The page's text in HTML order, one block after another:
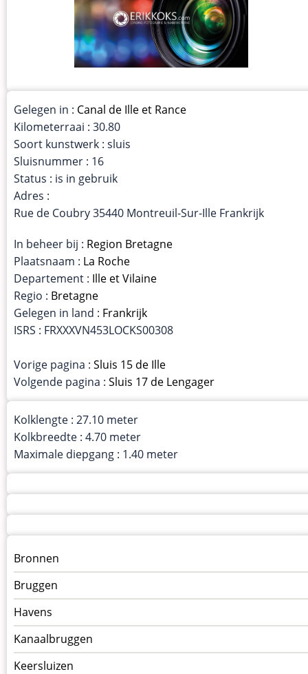
Gelegen in : Canal de Ille et Rance
Kilometerraai : 30.80
Soort kunstwerk : sluis
Sluisnummer : 16
Status : is in gebruik
Adres :
Rue de Coubry 35440 Montreuil-Sur-Ille Frankrijk
In beheer bij : Region Bretagne
Plaatsnaam : La Roche
Departement : Ille et Vilaine
Regio : Bretagne
Gelegen in land : Frankrijk
ISRS : FRXXXVN453LOCKS00308
Vorige pagina : Sluis 15 de Ille
Volgende pagina : Sluis 17 de Lengager
Kolklengte : 27.10 meter
Kolkbreedte : 4.70 meter
Maximale diepgang : 1.40 meter
Menu
kunstwerken
op
kunstwerkpagina
Bronnen
Bruggen
Havens
Kanaalbruggen
Keersluizen